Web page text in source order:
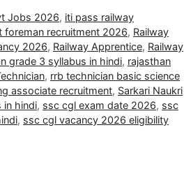
Jobs 2026, iti pass railway
foreman recruitment 2026, Railway
2026, Railway Apprentice, Railway
grade 3 syllabus in hindi, rajasthan
, rrb technician basic science
associate recruitment, Sarkari Naukri
in hindi, ssc cgl exam date 2026, ssc
, ssc cgl vacancy 2026 eligibility